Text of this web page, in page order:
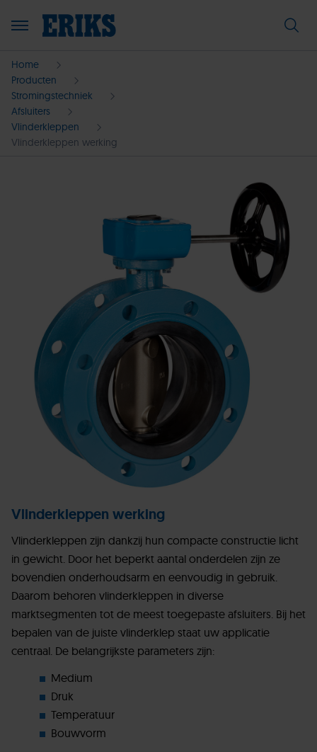
Home
Producten
Stromingstechniek
Afsluiters
Vlinderkleppen
Vlinderkleppen werking
Vlinderkleppen werking
Vlinderkleppen zijn dankzij hun compacte constructie licht
in gewicht. Door het beperkt aantal onderdelen zijn ze
bovendien onderhoudsarm en eenvoudig in gebruik.
Daarom behoren vlinderkleppen in diverse
marktsegmenten tot de meest toegepaste afsluiters. Bij het
bepalen van de juiste vlinderklep staat uw applicatie
centraal. De belangrijkste parameters zijn:
Medium
Druk
Temperatuur
Bouwvorm